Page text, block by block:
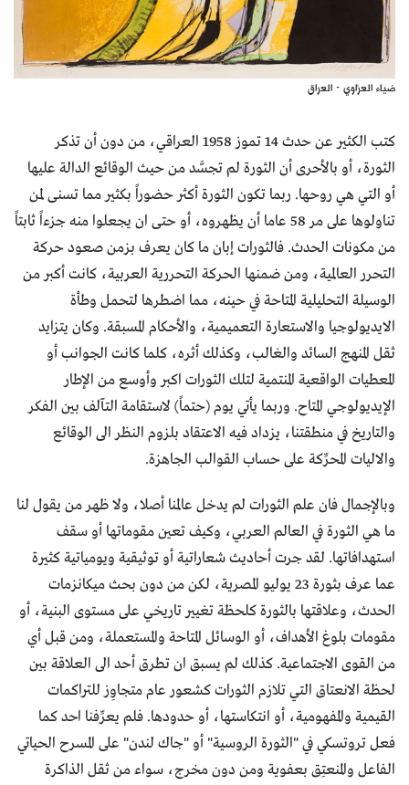
ضياء العزاوي - العراق
كتب الكثير عن حدث 14 تموز 1958 العراقي، من دون أن تذكر
الثورة، أو بالأحرى أن الثورة لم تجسَّد من حيث الوقائع الدالة عليها
أو التي هي روحها. ربما تكون الثورة أكثر حضوراً بكثير مما تسنى لمن
تناولوها على مر 58 عاما أن يظهروه، أو حتى ان يجعلوا منه جزءاً ثابتاً
من مكونات الحدث. فالثورات إبان ما كان يعرف بزمن صعود حركة
التحرر العالمية، ومن ضمنها الحركة التحررية العربية، كانت أكبر من
الوسيلة التحليلية المتاحة في حينه، مما اضطرها لتحمل وطأة
الايديولوجيا والاستعارة التعميمية، والأحكام المسبقة. وكان يتزايد
ثقل المنهج السائد والغالب، وكذلك أثره، كلما كانت الجوانب أو
المعطيات الواقعية المنتمية لتلك الثورات اكبر وأوسع من الإطار
الإيديولوجي المتاح. وربما يأتي يوم (حتماً) لاستقامة التآلف بين الفكر
والتاريخ في منطقتنا، يزداد فيه الاعتقاد بلزوم النظر الى الوقائع
والاليات المحرِّكة على حساب القوالب الجاهزة.
وبالإجمال فان علم الثورات لم يدخل عالمنا أصلا، ولا ظهر من يقول لنا
ما هي الثورة في العالم العربي، وكيف تعين مقوماتها أو سقف
استهدافاتها. لقد جرت أحاديث شعاراتية أو توثيقية ويومياتية كثيرة
عما عرف بثورة 23 يوليو المصرية، لكن من دون بحث ميكانزمات
الحدث، وعلاقتها بالثورة كلحظة تغيير تاريخي على مستوى البنية، أو
مقومات بلوغ الأهداف، أو الوسائل المتاحة والمستعملة، ومن قبل أي
من القوى الاجتماعية. كذلك لم يسبق ان تطرق أحد الى العلاقة بين
لحظة الانعتاق التي تلازم الثورات كشعور عام متجاوِز للتراكمات
القيمية والمفهومية، أو انتكاستها، أو حدودها. فلم يعرِّفنا احد كما
فعل تروتسكي في "الثورة الروسية" أو "جاك لندن" على المسرح الحياتي
الفاعل والمنعتِق بعفوية ومن دون مخرج، سواء من ثقل الذاكرة